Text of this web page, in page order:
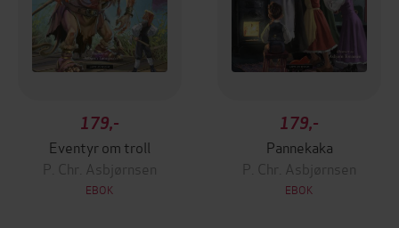
179,-
Eventyr om troll
P. Chr. Asbjørnsen
EBOK
179,-
Pannekaka
P. Chr. Asbjørnsen
EBOK